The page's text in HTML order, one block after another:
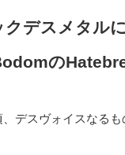
デスメタル
の
デスヴォイスなる